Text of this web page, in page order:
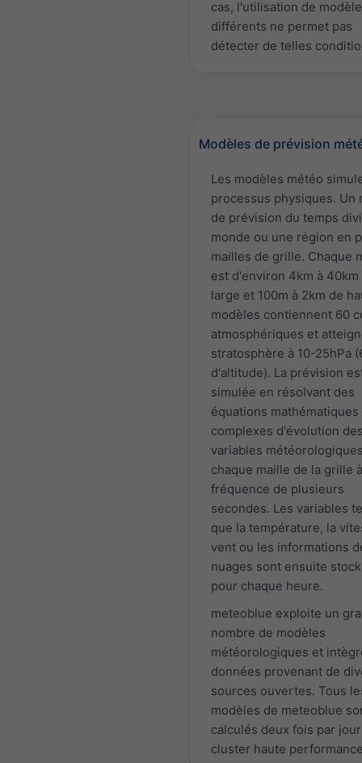
cas, l'utilisation de
différents ne permet pas
détecter de telles
Modèles de prévision
Les modèles météo
processus physiques. Un
de prévision du temps
monde ou une région en
mailles de grille. Chaque
est d'environ 4km à 40km
large et 100m à 2km de
modèles contiennent 60
atmosphériques et
stratosphère à 10-25hPa
d'altitude). La prévision
simulée en résolvant des
équations mathématiques
complexes d'évolution
variables
chaque maille de la grille
fréquence de plusieurs
secondes. Les variables
que la température, la
vent ou les informations
nuages sont ensuite
pour chaque heure.
meteoblue exploite un
nombre de modèles
météorologiques et
données provenant de
sources ouvertes. Tous
modèles de meteoblue
calculés deux fois par
cluster haute